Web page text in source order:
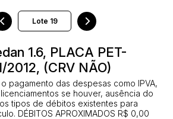
1.6, PLACA PET-
2012, (CRV NÃO)
pagamento das despesas como IPVA,
licenciamentos se houver, ausência do
tipos de débitos existentes para
DÉBITOS APROXIMADOS R$ 0,00